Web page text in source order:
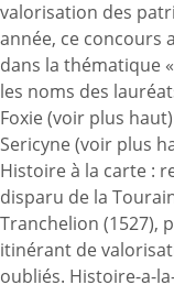
valorisation des
année, ce concours
dans la thématique
les noms des
Foxie (voir plus haut)
Sericyne (voir plus
Histoire à la carte :
disparu de la
Tranchelion (1527),
itinérant de
oubliés. Histoire-a-